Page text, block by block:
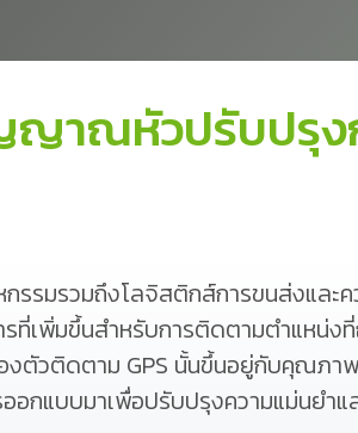
ญาณหัวปรับปรุง
รรมรวมถึงโลจิสติกส์การขนส่งและค
ที่เพิ่มขึ้นสำหรับการติดตามตำแหน่ง
งตัวติดตาม GPS นั้นขึ้นอยู่กับคุณภาพ
แบบมาเพื่อปรับปรุงความแม่นยำแ